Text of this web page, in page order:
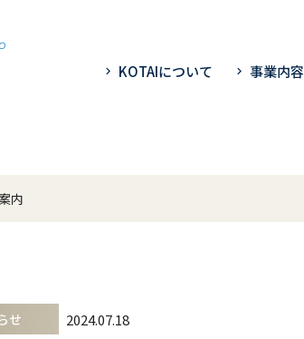
KOTAIについて 事業内容
内
せ 2024.07.18